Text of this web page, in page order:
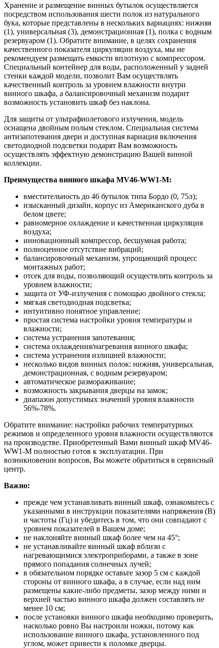
Хранение и размещение винных бутылок осуществляется
посредством использования шести полок из натурального
бука, которые представлены в нескольких вариациях: нижняя
(1), универсальная (3), демонстрационная (1), полка с водным
резервуаром (1). Обратите внимание, в целях сохранения
качественного показателя циркуляции воздуха, мы не
рекомендуем размещать емкости вплотную с компрессором.
Специальный контейнер для воды, расположенный у задней
стенки каждой модели, позволит Вам осуществлять
качественный контроль за уровнем влажности внутри
винного шкафа, а балансировочный механизм подарит
возможность установить шкаф без наклона.
Для защиты от ультрафиолетового излучения, модель
оснащена двойным полым стеклом. Специальная система
антизапотевания двери и доступная вариация включения
светодиодной подсветки подарят Вам возможность
осуществлять эффектную демонстрацию Вашей винной
коллекции.
Преимущества винного шкафа MV46-WW1-M:
вместительность до 46 бутылок типа Бордо (0, 75л);
изысканный дизайн, корпус из Американского дуба в
белом цвете;
равномерное охлаждение и качественная циркуляция
воздуха;
инновационный компрессор, бесшумная работа;
полноценное отсутствие вибраций;
балансировочный механизм, упрощающий процесс
монтажных работ;
отсек для воды, позволяющий осуществлять контроль за
уровнем влажности;
защита от УФ-излучения с помощью двойного стекла;
мягкая светодиодная подсветка;
интуитивно понятное управление;
простая система настройки уровня температуры и
влажности;
система устранения запотевания;
система охлаждения/нагревания винного шкафа;
система устранения излишней влажности;
несколько видов винных полок: нижняя, универсальная,
демонстрационная, с водным резервуаром;
автоматическое размораживание;
возможность закрывания дверцы на замок;
диапазон допустимых значений уровня влажности
56%-78%.
Обратите внимание: настройки рабочих температурных
режимов и определенного уровня влажности осуществляются
на производстве. Приобретенный Вами винный шкаф MV46-
WW1-M полностью готов к эксплуатации. При
возникновении вопросов, Вы можете обратиться в сервисный
центр.
Важно:
прежде чем устанавливать винный шкаф, ознакомьтесь с
указанными в инструкции показателями напряжения (В)
и частоты (Гц) и убедитесь в том, что они совпадают с
уровнем показателей в Вашем доме;
не наклоняйте винный шкаф более чем на 45°;
не устанавливайте винный шкаф вблизи с
нагревающимися электроприборами, а также в зоне
прямого попадания солнечных лучей;
в обязательном порядке оставьте зазор 5 см с каждой
стороны от винного шкафа, а в случае, если над ним
размещены какие-либо предметы, зазор между ними и
верхней частью винного шкафа должен составлять не
менее 10 см;
после установки винного шкафа необходимо проверить,
насколько ровно Вы настроили ножки, потому как
использование винного шкафа, установленного под
углом, может привести к поломке дверцы.